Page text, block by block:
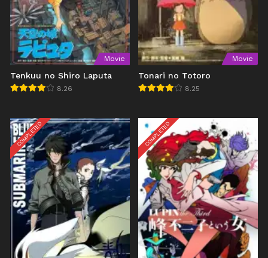
Movie
Tenkuu no Shiro Laputa
8.26
Movie
Tonari no Totoro
8.25
COMPLETED COMPLETED